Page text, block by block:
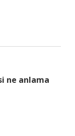
ne anlama